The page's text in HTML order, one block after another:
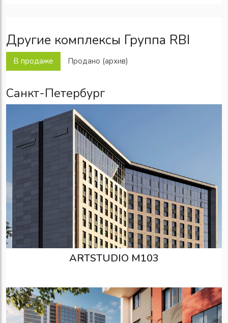
Другие комплексы Группа RBI
В продаже Продано (архив)
Санкт-Петербург
ARTSTUDIO М103